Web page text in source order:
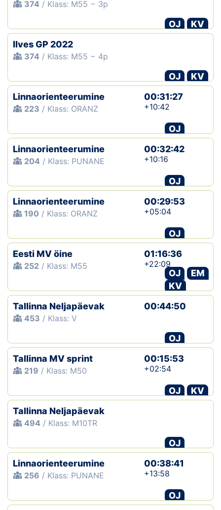
374 / Klass: M55 − 3p
OJ
KV
Ilves GP 2022
374 / Klass: M55 − 4p
OJ
KV
Linnaorienteerumine
223 / Klass: ORANZ
00:31:27
+10:42
OJ
Linnaorienteerumine
204 / Klass: PUNANE
00:32:42
+10:16
OJ
Linnaorienteerumine
190 / Klass: ORANZ
00:29:53
+05:04
OJ
Eesti MV öine
252 / Klass: M55
01:16:36
+22:09
OJ
EM
KV
Tallinna Neljapäevak
453 / Klass: V
00:44:50
OJ
Tallinna MV sprint
219 / Klass: M50
00:15:53
+02:54
OJ
KV
Tallinna Neljapäevak
494 / Klass: M10TR
OJ
Linnaorienteerumine
256 / Klass: PUNANE
00:38:41
+13:58
OJ